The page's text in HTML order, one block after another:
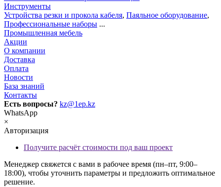
Инструменты
Устройства резки и прокола кабеля, Паяльное оборудование,
Профессиональные наборы ...
Промышленная мебель
Акции
О компании
Доставка
Оплата
Новости
База знаний
Контакты
Есть вопросы? kz@1ep.kz
WhatsApp
×
Авторизация
Получите расчёт стоимости под ваш проект
Менеджер свяжется с вами в рабочее время (пн–пт, 9:00–
18:00), чтобы уточнить параметры и предложить оптимальное
решение.